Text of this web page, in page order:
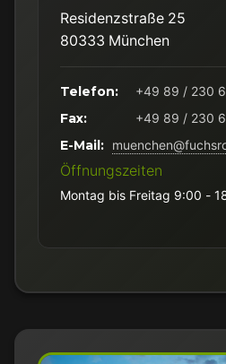
Residenzstraße 25
80333 München
Telefon:
+49 89 / 230
Fax:
+49 89 / 230
E-Mail:
Öffnungszeiten
Montag bis Freitag 9:00 -